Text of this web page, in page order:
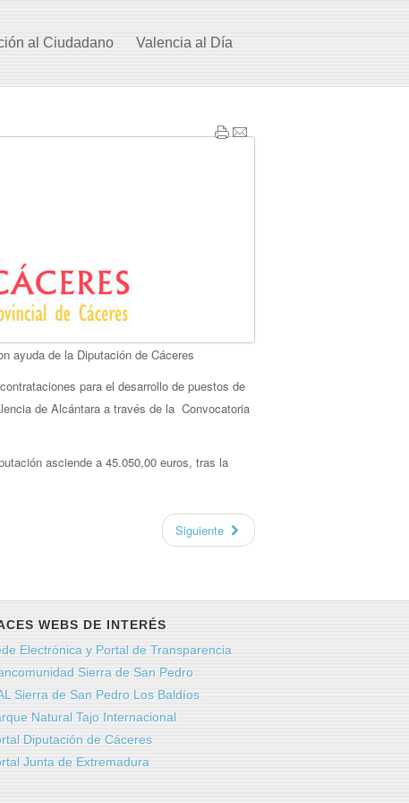
al Ciudadano Valencia al Día
ayuda de la Diputación de Cáceres
para el desarrollo de puestos de
de Alcántara a través de la Convocatoria
asciende a 45.050,00 euros, tras la
Siguiente
WEBS DE INTERÉS
Electrónica y Portal de Transparencia
Sierra de San Pedro
Sierra de San Pedro Los Baldíos
Natural Tajo Internacional
Diputación de Cáceres
Junta de Extremadura